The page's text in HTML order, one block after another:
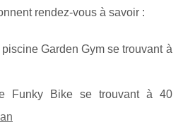
rendez-vous à savoir :
Garden Gym se trouvant à
Funky Bike se trouvant à 40